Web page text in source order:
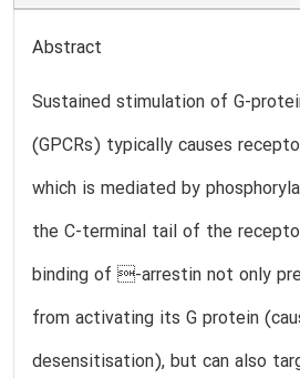
Abstract
Sustained stimulation of G-
(GPCRs) typically causes
which is mediated by
the C-terminal tail of the
binding of -arrestin not only
from activating its G protein
desensitisation), but can also